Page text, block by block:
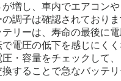
増し、車内でエアコン
調子は確認されておりま
リーは、寿命の最後に電
で電圧の低下を感じにくく
・容量をチェックして、
することで急なバッテ